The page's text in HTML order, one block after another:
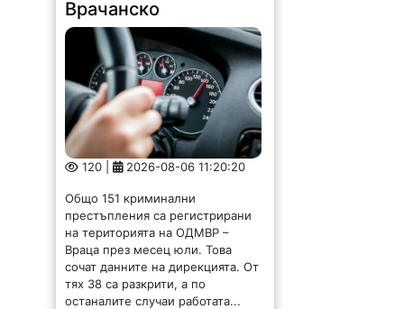
Врачанско
120 | 2026-08-06 11:20:20
Общо 151 криминални
престъпления са регистрирани
на територията на ОДМВР –
Враца през месец юли. Това
сочат данните на дирекцията. От
тях 38 са разкрити, а по
останалите случаи работата...